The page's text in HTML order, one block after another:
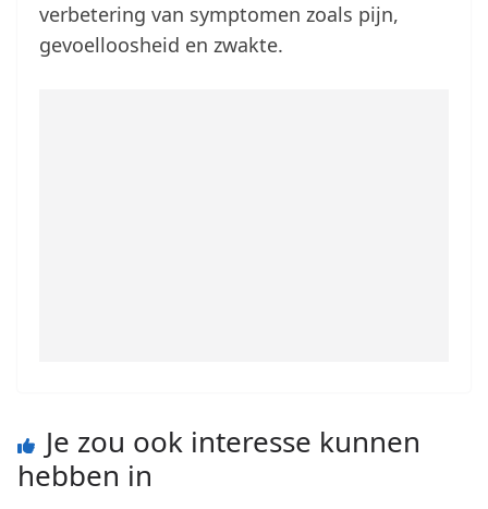
verbetering van symptomen zoals pijn,
gevoelloosheid en zwakte.
Je zou ook interesse kunnen
hebben in